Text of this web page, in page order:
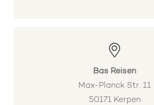
Bas Reisen
Max-Planck Str. 11
50171 Kerpen